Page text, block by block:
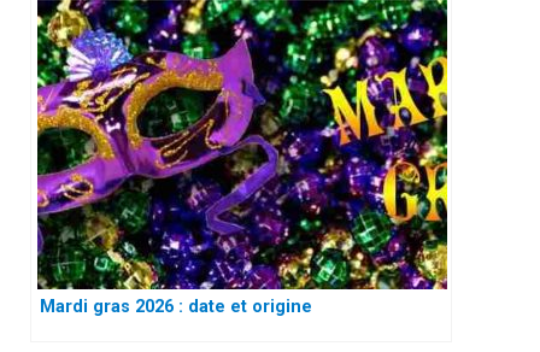
Mardi gras 2026 : date et origine